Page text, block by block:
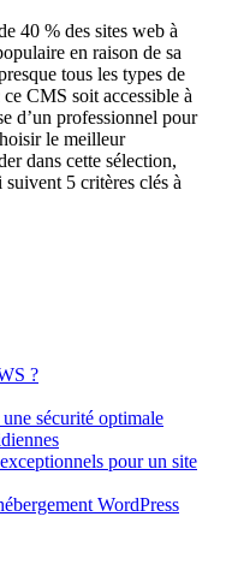
40 % des sites web à
en raison de sa
tous les types de
CMS soit accessible à
d’un professionnel pour
le meilleur
dans cette sélection,
5 critères clés à
?
sécurité optimale
pour un site
WordPress